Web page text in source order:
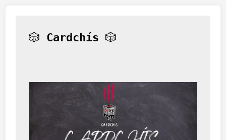
🎲 Cardchís 🎲